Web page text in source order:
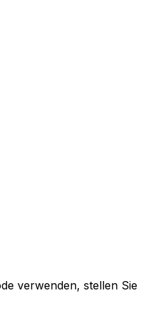
verwenden, stellen Sie